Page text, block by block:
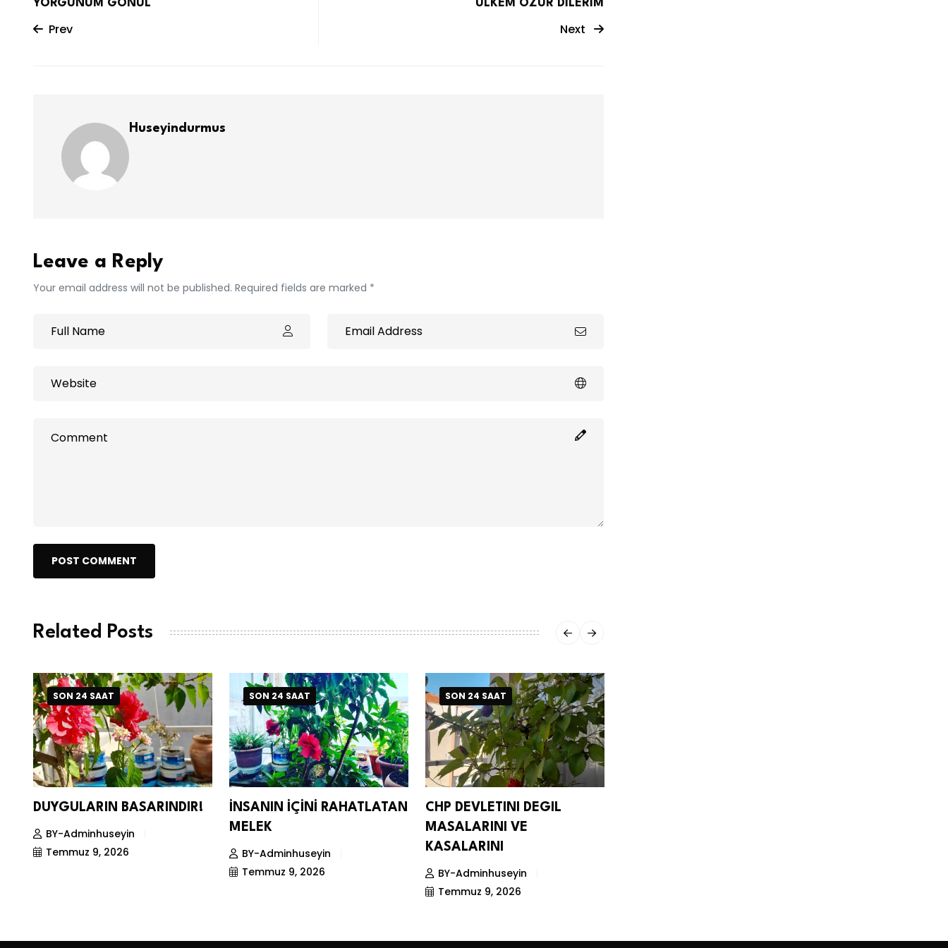
YORGUNUM GÖNÜL
Prev
ÜLKEM ÖZÜR DİLERİM
Next
Huseyindurmus
Leave a Reply
Your email address will not be published. Required fields are marked *
POST COMMENT
Related Posts
SON 24 SAAT
DUYGULARIN BASARINDIR!
BY-Adminhuseyin
Temmuz 9, 2026
SON 24 SAAT
İNSANIN İÇİNİ RAHATLATAN
MELEK
BY-Adminhuseyin
Temmuz 9, 2026
SON 24 SAAT
CHP DEVLETINI DEGIL
MASALARINI VE
KASALARINI
BY-Adminhuseyin
Temmuz 9, 2026